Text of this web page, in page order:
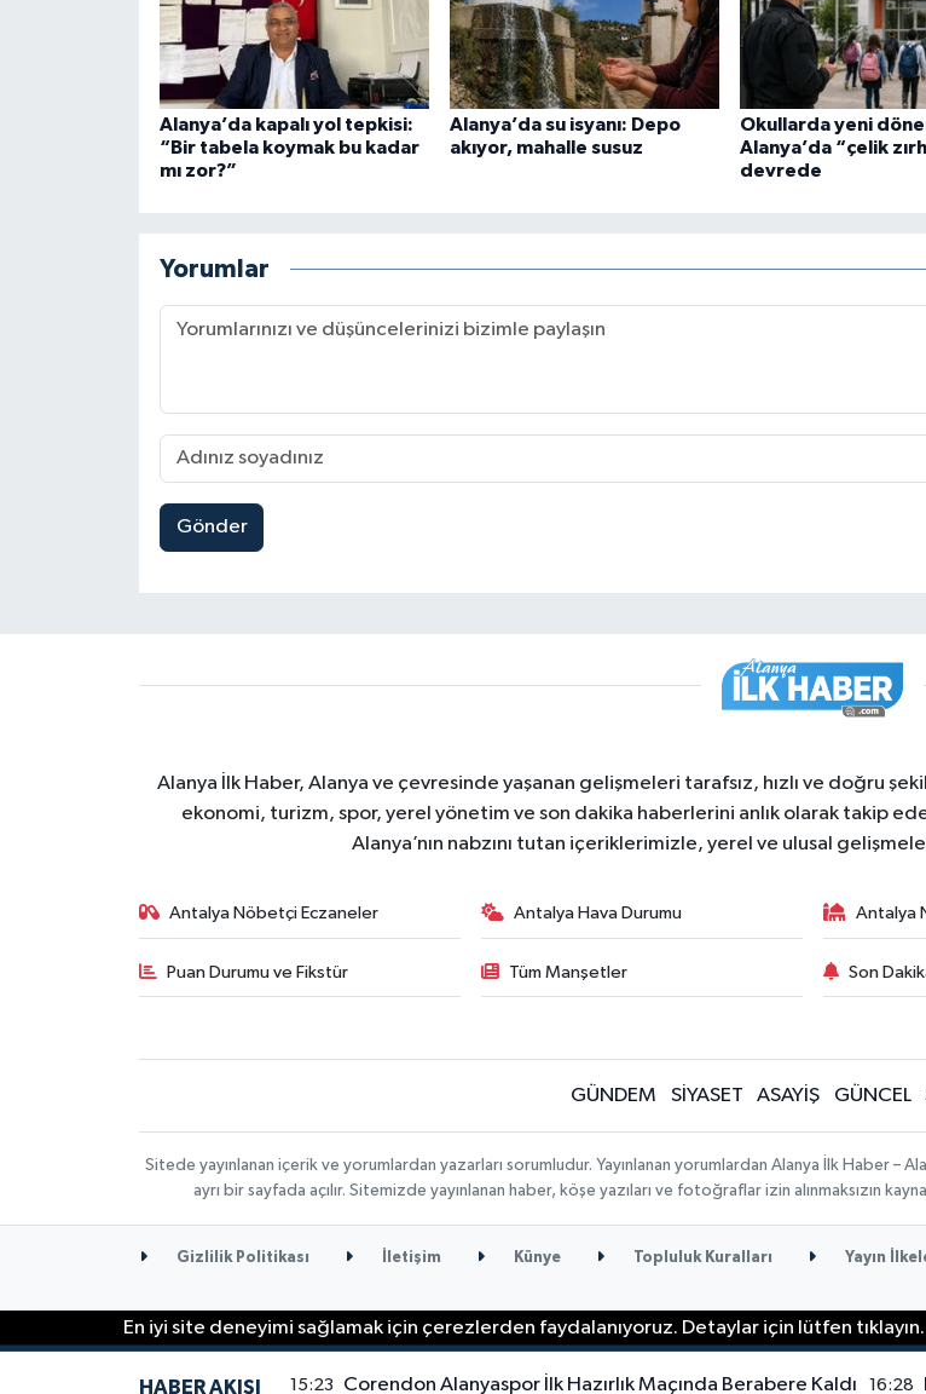
Alanya’da kapalı yol tepkisi:
“Bir tabela koymak bu kadar
mı zor?”
Alanya’da su isyanı: Depo
akıyor, mahalle susuz
Okullarda yeni
Alanya’da “çelik
devrede
Yorumlar
Gönder
Alanya İlk Haber, Alanya ve çevresinde yaşanan gelişmeleri tarafsız, hızlı ve doğru
ekonomi, turizm, spor, yerel yönetim ve son dakika haberlerini anlık olarak takip
Alanya’nın nabzını tutan içeriklerimizle, yerel ve ulusal
Antalya Nöbetçi Eczaneler Antalya Hava Durumu Antalya
Puan Durumu ve Fikstür Tüm Manşetler Son
GÜNDEM SİYASET ASAYİŞ GÜNCEL
Sitede yayınlanan içerik ve yorumlardan yazarları sorumludur. Yayınlanan yorumlardan Alanya İlk Haber –
ayrı bir sayfada açılır. Sitemizde yayınlanan haber, köşe yazıları ve fotoğraflar izin alınmaksızın
Gizlilik Politikası İletişim Künye Topluluk Kuralları Yayın
En iyi site deneyimi sağlamak için çerezlerden faydalanıyoruz. Detaylar için lütfen tıklayın.
HABER AKIŞI 15:23 Corendon Alanyaspor İlk Hazırlık Maçında Berabere Kaldı 16:28